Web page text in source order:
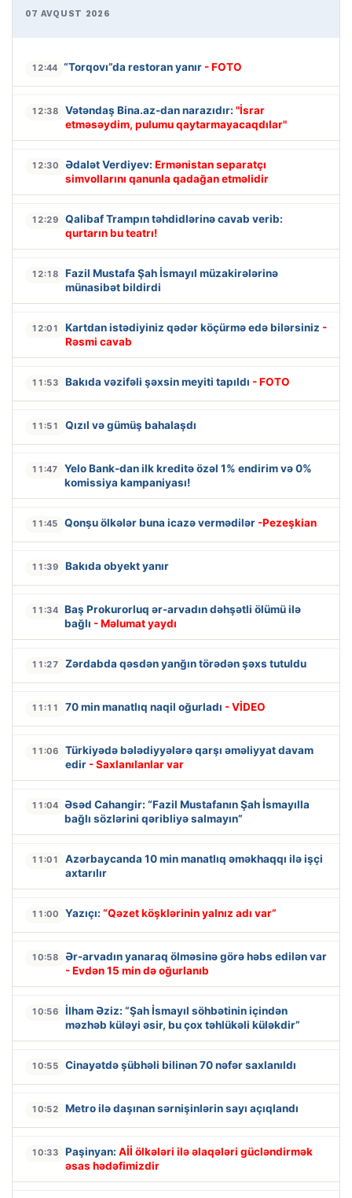
07 AVQUST 2026
12:44 “Torqovı”da restoran yanır - FOTO
12:38 Vətəndaş Bina.az-dan narazıdır: "İsrar
etməsəydim, pulumu qaytarmayacaqdılar"
12:30 Ədalət Verdiyev: Ermənistan separatçı
simvollarını qanunla qadağan etməlidir
12:29
Qalibaf Trampın təhdidlərinə cavab verib:
qurtarın bu teatrı!
12:18
Fazil Mustafa Şah İsmayıl müzakirələrinə
münasibət bildirdi
12:01 Kartdan istədiyiniz qədər köçürmə edə bilərsiniz -
Rəsmi cavab
11:53 Bakıda vəzifəli şəxsin meyiti tapıldı - FOTO
11:51 Qızıl və gümüş bahalaşdı
11:47
Yelo Bank-dan ilk kreditə özəl 1% endirim və 0%
komissiya kampaniyası!
11:45 Qonşu ölkələr buna icazə vermədilər -Pezeşkian
11:39 Bakıda obyekt yanır
11:34 Baş Prokurorluq ər-arvadın dəhşətli ölümü ilə
bağlı - Məlumat yaydı
11:27 Zərdabda qəsdən yanğın törədən şəxs tutuldu
11:11 70 min manatlıq naqil oğurladı - VİDEO
11:06
Türkiyədə bələdiyyələrə qarşı əməliyyat davam
edir - Saxlanılanlar var
11:04
Əsəd Cahangir: “Fazil Mustafanın Şah İsmayılla
bağlı sözlərini qəribliyə salmayın”
11:01
Azərbaycanda 10 min manatlıq əməkhaqqı ilə işçi
axtarılır
11:00 Yazıçı: “Qəzet köşklərinin yalnız adı var”
10:58
Ər-arvadın yanaraq ölməsinə görə həbs edilən var
- Evdən 15 min də oğurlanıb
10:56
İlham Əziz: “Şah İsmayıl söhbətinin içindən
məzhəb küləyi əsir, bu çox təhlükəli küləkdir”
10:55 Cinayətdə şübhəli bilinən 70 nəfər saxlanıldı
10:52 Metro ilə daşınan sərnişinlərin sayı açıqlandı
10:33 Paşinyan: Aİİ ölkələri ilə əlaqələri gücləndirmək
əsas hədəfimizdir